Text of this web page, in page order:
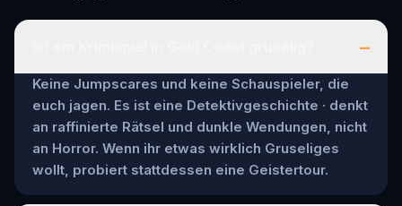
–
Keine Jumpscares und keine Schauspieler, die
euch jagen. Es ist eine Detektivgeschichte · denkt
an raffinierte Rätsel und dunkle Wendungen, nicht
an Horror. Wenn ihr etwas wirklich Gruseliges
wollt, probiert stattdessen eine Geistertour.